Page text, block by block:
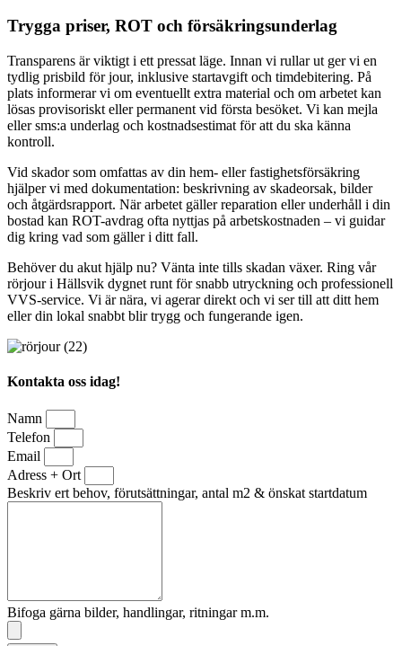
Trygga priser, ROT och försäkringsunderlag
Transparens är viktigt i ett pressat läge. Innan vi rullar ut ger vi en
tydlig prisbild för jour, inklusive startavgift och timdebitering. På
plats informerar vi om eventuellt extra material och om arbetet kan
lösas provisoriskt eller permanent vid första besöket. Vi kan mejla
eller sms:a underlag och kostnadsestimat för att du ska känna
kontroll.
Vid skador som omfattas av din hem- eller fastighetsförsäkring
hjälper vi med dokumentation: beskrivning av skadeorsak, bilder
och åtgärdsrapport. När arbetet gäller reparation eller underhåll i din
bostad kan ROT-avdrag ofta nyttjas på arbetskostnaden – vi guidar
dig kring vad som gäller i ditt fall.
Behöver du akut hjälp nu? Vänta inte tills skadan växer. Ring vår
rörjour i Hällsvik dygnet runt för snabb utryckning och professionell
VVS-service. Vi är nära, vi agerar direkt och vi ser till att ditt hem
eller din lokal snabbt blir trygg och fungerande igen.
Kontakta oss idag!
Namn
Telefon
Email
Adress + Ort
Beskriv ert behov, förutsättningar, antal m2 & önskat startdatum
Bifoga gärna bilder, handlingar, ritningar m.m.